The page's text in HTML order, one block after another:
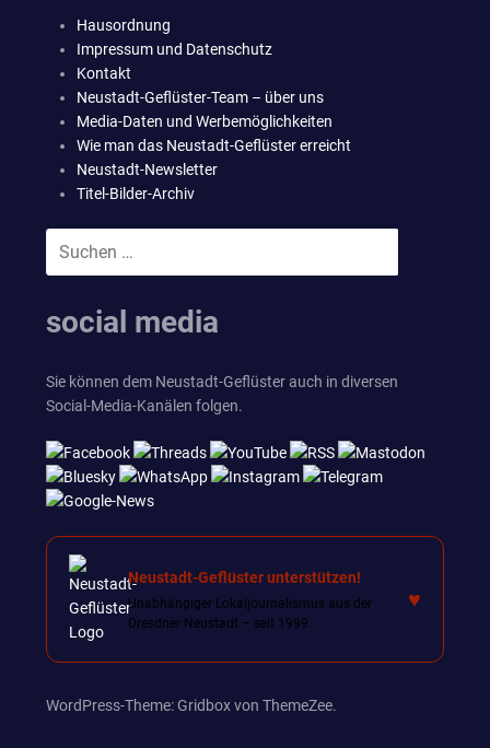
Hausordnung
Impressum und Datenschutz
Kontakt
Neustadt-Geflüster-Team – über uns
Media-Daten und Werbemöglichkeiten
Wie man das Neustadt-Geflüster erreicht
Neustadt-Newsletter
Titel-Bilder-Archiv
social media
Sie können dem Neustadt-Geflüster auch in diversen
Social-Media-Kanälen folgen.
Neustadt-Geflüster unterstützen!
Unabhängiger Lokaljournalismus aus der
Dresdner Neustadt – seit 1999.
♥
WordPress-Theme: Gridbox von ThemeZee.